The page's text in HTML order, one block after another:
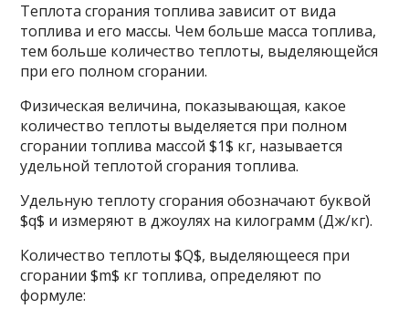
Теплота сгорания топлива зависит от вида
топлива и его массы. Чем больше масса топлива,
тем больше количество теплоты, выделяющейся
при его полном сгорании.
Физическая величина, показывающая, какое
количество теплоты выделяется при полном
сгорании топлива массой $1$ кг, называется
удельной теплотой сгорания топлива.
Удельную теплоту сгорания обозначают буквой
$q$ и измеряют в джоулях на килограмм (Дж/кг).
Количество теплоты $Q$, выделяющееся при
сгорании $m$ кг топлива, определяют по
формуле: